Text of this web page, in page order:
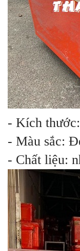
- Kích
- Màu sắc:
- Chất liệu: